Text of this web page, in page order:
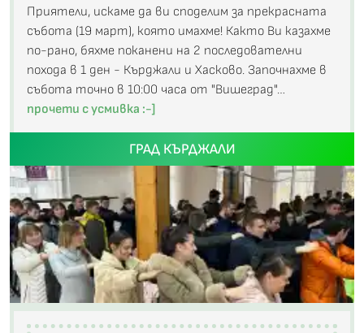
Приятели, искаме да ви споделим за прекрасната
събота (19 март), която имахме! Както Ви казахме
по-рано, бяхме поканени на 2 последователни
похода в 1 ден - Кърджали и Хасково. Започнахме в
събота точно в 10:00 часа от "Вишеград"…
прочети с усмивка :-]
ГРАД КЪРДЖАЛИ